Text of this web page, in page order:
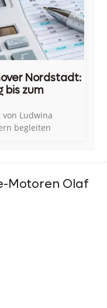
Nordstadt:
bis zum
Ludwina
begleiten
Motoren Olaf